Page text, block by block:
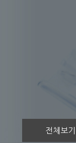
전체보기